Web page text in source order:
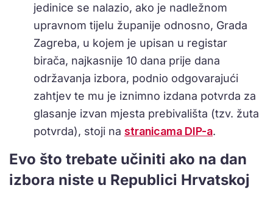
jedinice se nalazio, ako je nadležnom
upravnom tijelu županije odnosno, Grada
Zagreba, u kojem je upisan u registar
birača, najkasnije 10 dana prije dana
održavanja izbora, podnio odgovarajući
zahtjev te mu je iznimno izdana potvrda za
glasanje izvan mjesta prebivališta (tzv. žuta
potvrda), stoji na stranicama DIP-a.
Evo što trebate učiniti ako na dan
izbora niste u Republici Hrvatskoj